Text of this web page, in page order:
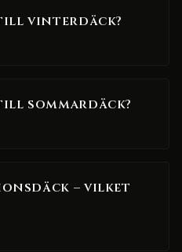
till vinterdäck?
sommardäck?
– vilket